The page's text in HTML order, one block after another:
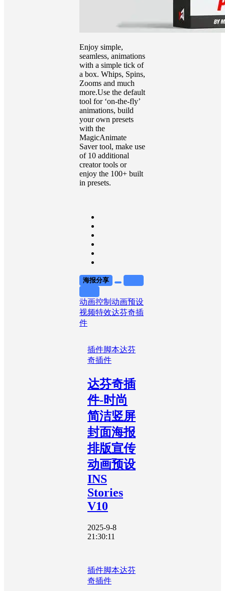
Enjoy simple,
seamless, animations
with a simple tick of
a box. Whips, Spins,
Zooms and much
more.Use the default
tool for ‘on-the-fly’
animations, build
your own presets
with the
MagicAnimate
Saver tool, make use
of 10 additional
creator tools or
enjoy the 100+ built
in presets.
海报分享
动画控制 动画预设
视频特效达芬奇插
件
插件脚本达芬
奇插件
达芬奇插
件-时尚
简洁竖屏
封面海报
排版宣传
动画预设
INS
Stories
V10
2025-9-8
21:30:11
插件脚本达芬
奇插件